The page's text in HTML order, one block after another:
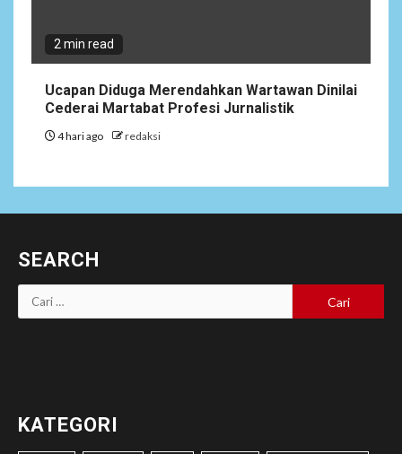
2 min read
Ucapan Diduga Merendahkan Wartawan Dinilai
Cederai Martabat Profesi Jurnalistik
4 hari ago redaksi
SEARCH
Cari
untuk:
KATEGORI